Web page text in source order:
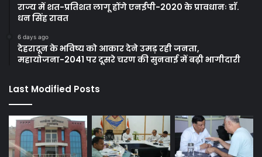
राज्य में शत-प्रतिशत लागू होंगे एनईपी-2020 के प्रावधानः डाॅ.
धन सिंह रावत
6 days ago
देहरादून के भविष्य को आकार देने उमड़ रही जनता,
महायोजना-2041 पर दूसरे चरण की सुनवाई में बढ़ी भागीदारी
Last Modified Posts